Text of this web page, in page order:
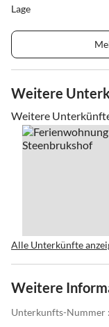
Lage
Weitere
Weitere
Alle Unterkünfte
Weitere
Unterkunfts-Nummer :